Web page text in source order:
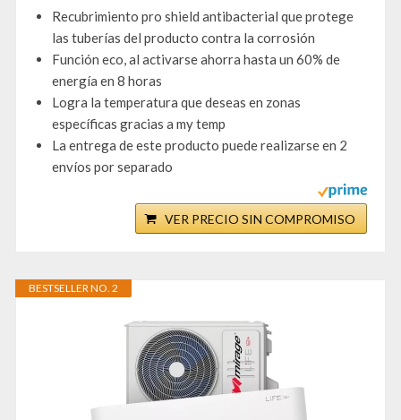
Recubrimiento pro shield antibacterial que protege
las tuberías del producto contra la corrosión
Función eco, al activarse ahorra hasta un 60% de
energía en 8 horas
Logra la temperatura que deseas en zonas
específicas gracias a my temp
La entrega de este producto puede realizarse en 2
envíos por separado
VER PRECIO SIN COMPROMISO
BESTSELLER NO. 2